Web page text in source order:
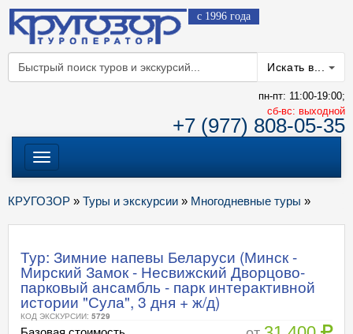
с 1996 года
Искать в...
пн-пт: 11:00-19:00;
cб-вс: выходной
+7 (977) 808-05-35
Меню
КРУГОЗОР » Туры и экскурсии » Многодневные туры »
Тур: Зимние напевы Беларуси (Минск -
Мирский Замок - Несвижский Дворцово-
парковый ансамбль - парк интерактивной
истории "Сула", 3 дня + ж/д)
КОД ЭКСКУРСИИ: 5729